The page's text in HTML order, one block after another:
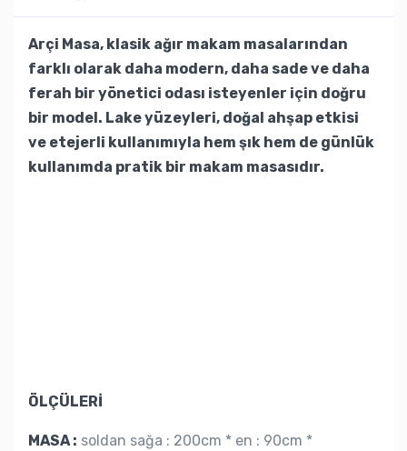
Arçi Masa, klasik ağır makam masalarından
farklı olarak daha modern, daha sade ve daha
ferah bir yönetici odası isteyenler için doğru
bir model. Lake yüzeyleri, doğal ahşap etkisi
ve etejerli kullanımıyla hem şık hem de günlük
kullanımda pratik bir makam masasıdır.
ÖLÇÜLERİ
MASA : soldan sağa : 200cm * en : 90cm *